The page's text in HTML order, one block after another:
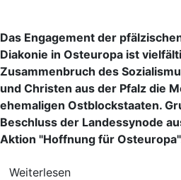
Das Engagement der
Diakonie in Osteuropa ist
Zusammenbruch des
und Christen aus der Pfalz die
ehemaligen Ostblockstaaten.
Beschluss der Landessynode
Aktion "Hoffnung für
Weiterlesen